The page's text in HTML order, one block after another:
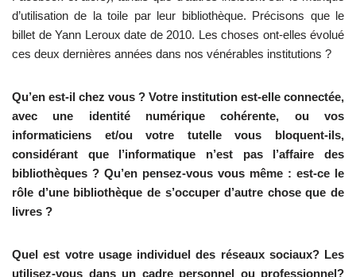
d’utilisation de la toile par leur bibliothèque. Précisons que le
billet de Yann Leroux date de 2010. Les choses ont-elles évolué
ces deux dernières années dans nos vénérables institutions ?
Qu’en est-il chez vous ? Votre institution est-elle connectée,
avec une identité numérique cohérente, ou vos
informaticiens et/ou votre tutelle vous bloquent-ils,
considérant que l’informatique n’est pas l’affaire des
bibliothèques ? Qu’en pensez-vous vous même : est-ce le
rôle d’une bibliothèque de s’occuper d’autre chose que de
livres ?
Quel est votre usage individuel des réseaux sociaux? Les
utilisez-vous dans un cadre personnel ou professionnel?